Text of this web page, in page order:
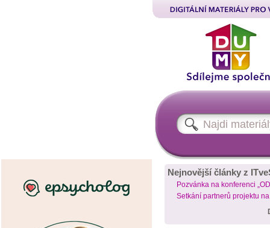
Nejnovější články z
Pozvánka na konferenci
Setkání partnerů projektu